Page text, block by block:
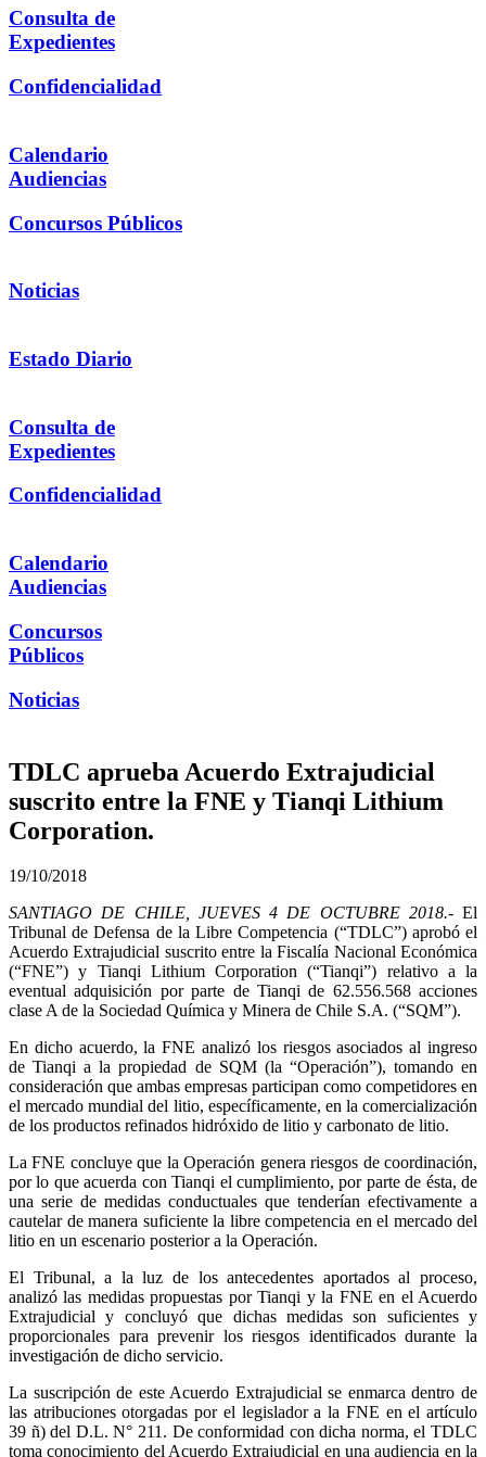
Consulta de
Expedientes
Confidencialidad
Calendario
Audiencias
Concursos Públicos
Noticias
Estado Diario
Consulta de
Expedientes
Confidencialidad
Calendario
Audiencias
Concursos
Públicos
Noticias
TDLC aprueba Acuerdo Extrajudicial
suscrito entre la FNE y Tianqi Lithium
Corporation.
19/10/2018
SANTIAGO DE CHILE, JUEVES 4 DE OCTUBRE 2018.-El
Tribunal de Defensa de la Libre Competencia (“TDLC”) aprobó el
Acuerdo Extrajudicial suscrito entre la Fiscalía Nacional Económica
(“FNE”) y Tianqi Lithium Corporation (“Tianqi”) relativo a la
eventual adquisición por parte de Tianqi de 62.556.568 acciones
clase A de la Sociedad Química y Minera de Chile S.A. (“SQM”).
En dicho acuerdo, la FNE analizó los riesgos asociados al ingreso
de Tianqi a la propiedad de SQM (la “Operación”), tomando en
consideración que ambas empresas participan como competidores en
el mercado mundial del litio, específicamente, en la comercialización
de los productos refinados hidróxido de litio y carbonato de litio.
La FNE concluye que la Operación genera riesgos de coordinación,
por lo que acuerda con Tianqi el cumplimiento, por parte de ésta, de
una serie de medidas conductuales que tenderían efectivamente a
cautelar de manera suficiente la libre competencia en el mercado del
litio en un escenario posterior a la Operación.
El Tribunal, a la luz de los antecedentes aportados al proceso,
analizó las medidas propuestas por Tianqi y la FNE en el Acuerdo
Extrajudicial y concluyó que dichas medidas son suficientes y
proporcionales para prevenir los riesgos identificados durante la
investigación de dicho servicio.
La suscripción de este Acuerdo Extrajudicial se enmarca dentro de
las atribuciones otorgadas por el legislador a la FNE en el artículo
39 ñ) del D.L. N° 211. De conformidad con dicha norma, el TDLC
toma conocimiento del Acuerdo Extrajudicial en una audiencia en la